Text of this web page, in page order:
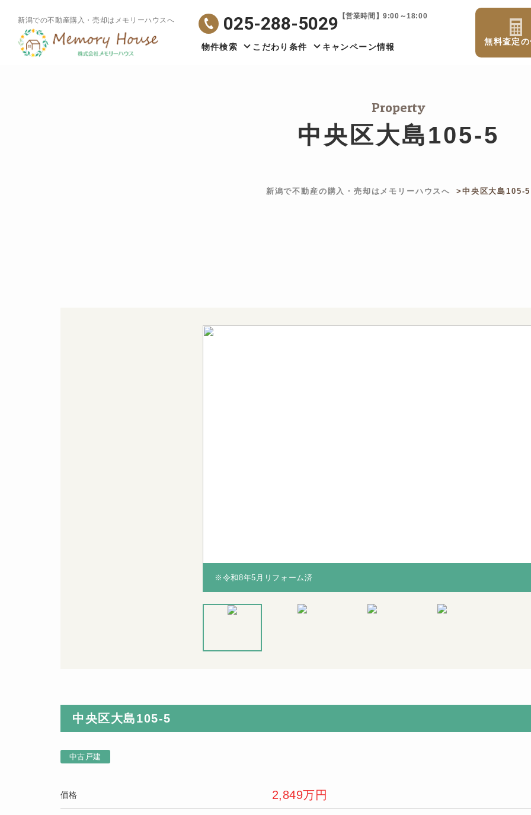
新潟での不動産購入・売却はメモリーハウスへ 025-288-5029 【営業時間】9:00～18:00
物件検索 こだわり条件 キャンペーン情報
無料査定
Property
中央区大島105-5
新潟で不動産の購入・売却はメモリーハウスへ 中央区大島105-5
※令和8年5月リフォーム済
※令和8年5月リフォーム済
優先致します
（キッチン・
償保証！※保
中央区大島105-5
中古戸建
価格 2,849万円